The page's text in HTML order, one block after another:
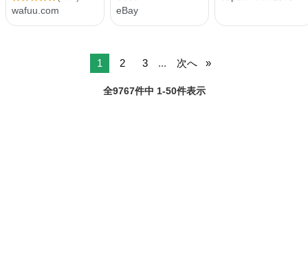
1 2 3 ... 次へ
全9767件中 1-50件表示